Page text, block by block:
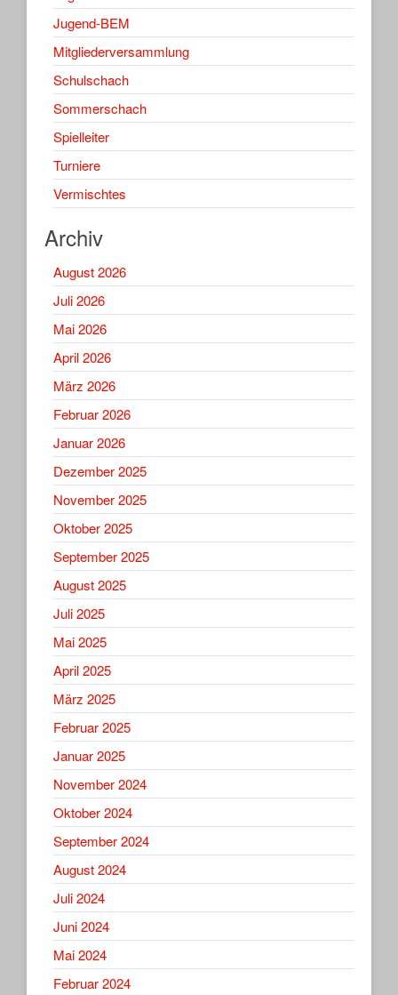
Jugend-BEM
Mitgliederversammlung
Schulschach
Sommerschach
Spielleiter
Turniere
Vermischtes
Archiv
August 2026
Juli 2026
Mai 2026
April 2026
März 2026
Februar 2026
Januar 2026
Dezember 2025
November 2025
Oktober 2025
September 2025
August 2025
Juli 2025
Mai 2025
April 2025
März 2025
Februar 2025
Januar 2025
November 2024
Oktober 2024
September 2024
August 2024
Juli 2024
Juni 2024
Mai 2024
Februar 2024